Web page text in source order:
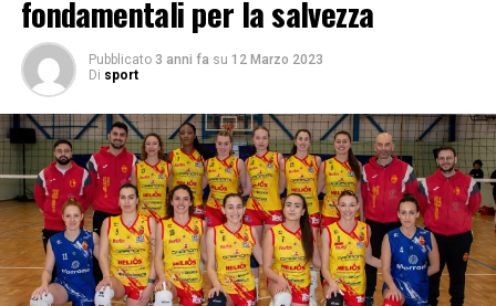
fondamentali per la salvezza
Pubblicato 3 anni fa su 12 Marzo 2023
Di sport